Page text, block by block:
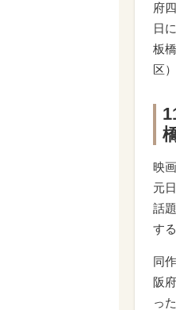
府
日
板
区
映
元
話
する
同
阪
っ